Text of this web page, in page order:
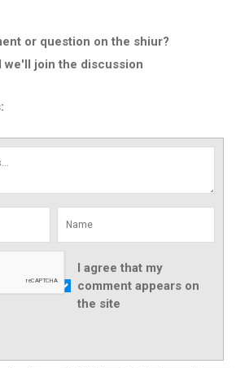
or question on the shiur?
we'll join the discussion
I agree that my
comment appears on
the site